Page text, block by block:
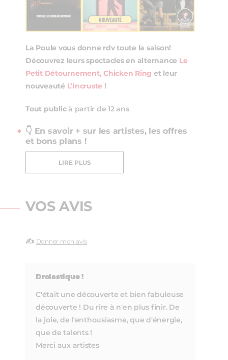
La Poule vous donne rdv toute la saison!
Découvrez leurs spectacles en alternance Le
Petit Détournement, Chicken Ring et leur
nouveauté L’Incruste !
Tout public à partir de 12 ans
👇 En savoir + sur les artistes, les offres
et bons plans !
LIRE PLUS
VOS AVIS
✍️ Donner mon avis
Drolastique !
C'était une découverte et bien fabuleuse
découverte ! Du rire à n'en plus finir. De
la joie, de l'enthousiasme, que d'énergie,
que de talents !
Merci aux artistes